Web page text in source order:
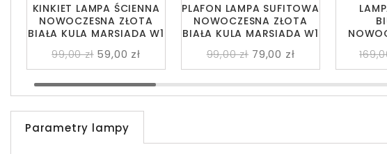
KINKIET LAMPA ŚCIENNA
NOWOCZESNA ZŁOTA
BIAŁA KULA MARSIADA W1
99,00 zł 59,00 zł
PLAFON LAMPA SUFITOWA
NOWOCZESNA ZŁOTA
BIAŁA KULA MARSIADA W1
99,00 zł 79,00 zł
Parametry lampy